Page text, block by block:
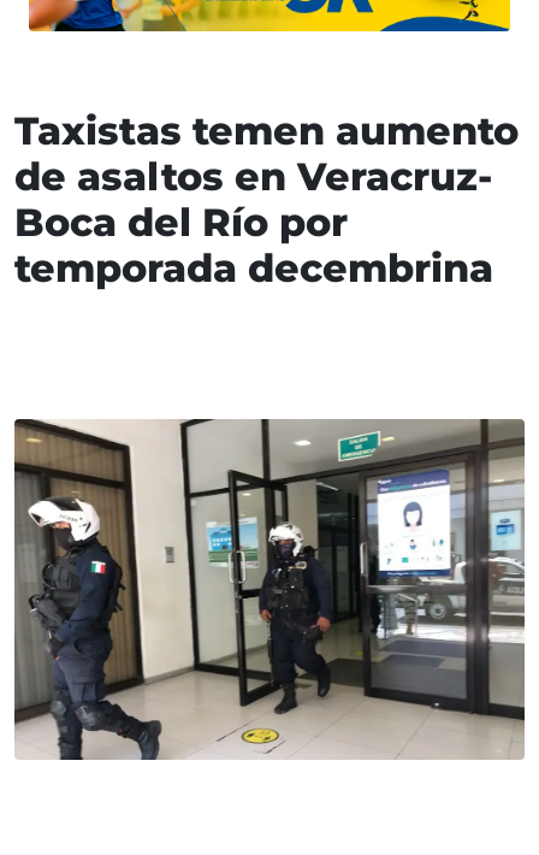
Taxistas temen aumento
de asaltos en Veracruz-
Boca del Río por
temporada decembrina